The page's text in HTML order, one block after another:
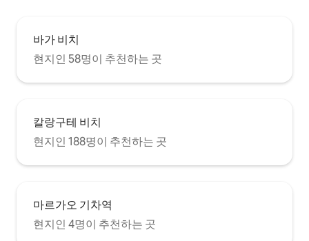
바가 비치
현지인 58명이 추천하는 곳
칼랑구테 비치
현지인 188명이 추천하는 곳
마르가오 기차역
현지인 4명이 추천하는 곳